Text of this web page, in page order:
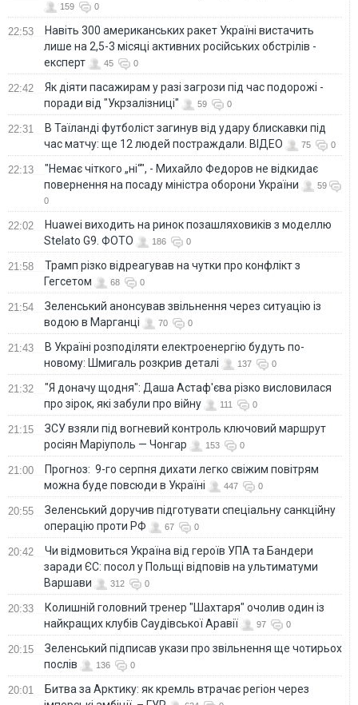
159 0
22:53
Навіть 300 американських ракет Україні вистачить
лише на 2,5-3 місяці активних російських обстрілів -
експерт
45 0
22:42
Як діяти пасажирам у разі загрози під час подорожі -
поради від "Укрзалізниці"
59 0
22:31
В Таїланді футболіст загинув від удару блискавки під
час матчу: ще 12 людей постраждали. ВІДЕО
75 0
22:13
"Немає чіткого „ні“", - Михайло Федоров не відкидає
повернення на посаду міністра оборони України
59
0
22:02
Huawei виходить на ринок позашляховиків з моделлю
Stelato G9. ФОТО
186 0
21:58
Трамп різко відреагував на чутки про конфлікт з
Гегсетом
68 0
21:54
Зеленський анонсував звільнення через ситуацію із
водою в Марганці
70 0
21:43
В Україні розподіляти електроенергію будуть по-
новому: Шмигаль розкрив деталі
137 0
21:32
"Я доначу щодня": Даша Астаф'єва різко висловилася
про зірок, які забули про війну
111 0
21:15
ЗСУ взяли під вогневий контроль ключовий маршрут
росіян Маріуполь — Чонгар
153 0
21:00
Прогноз: 9-го серпня дихати легко свіжим повітрям
можна буде повсюди в Україні
447 0
20:55
Зеленський доручив підготувати спеціальну санкційну
операцію проти РФ
67 0
20:42
Чи відмовиться Україна від героїв УПА та Бандери
заради ЄС: посол у Польщі відповів на ультиматуми
Варшави
312 0
20:33
Колишній головний тренер "Шахтаря" очолив один із
найкращих клубів Саудівської Аравії
97 0
20:15
Зеленський підписав укази про звільнення ще чотирьох
послів
136 0
20:01
Битва за Арктику: як кремль втрачає регіон через